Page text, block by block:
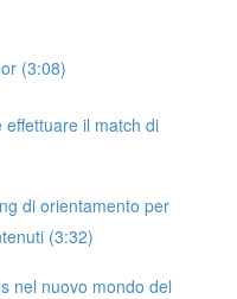
(3:08)
il match di
di orientamento per
(3:32)
nel nuovo mondo del